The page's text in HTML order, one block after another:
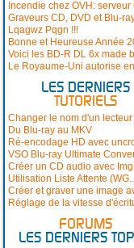
Incendie chez OVH:
Graveurs CD, DVD et Blu-
Lqagwz Pqgn !!!
Bonne et Heureuse Année
Voici les BD-R DL 6x made
Le Royaume-Uni autorise
LES DERNIERS
TUTORIELS
Changer le nom d'un lecteur
Du Blu-ray au MKV
Ré-encodage HD avec
VSO Blu-ray Ultimate
Créer un CD audio avec
Utilisation Liste Attente
Créer et graver une image
Réglage de la vitesse
FORUMS
LES DERNIERS